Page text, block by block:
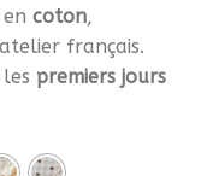
en coton,
français.
premiers jours